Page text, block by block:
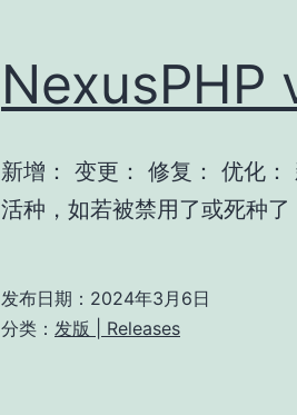
NexusPHP
新增： 变更： 修复： 优化
活种，如若被禁用了或死种
发布日期： 2024年3月6日
分类： 发版 | Releases